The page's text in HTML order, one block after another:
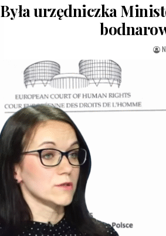
Była urzędniczka